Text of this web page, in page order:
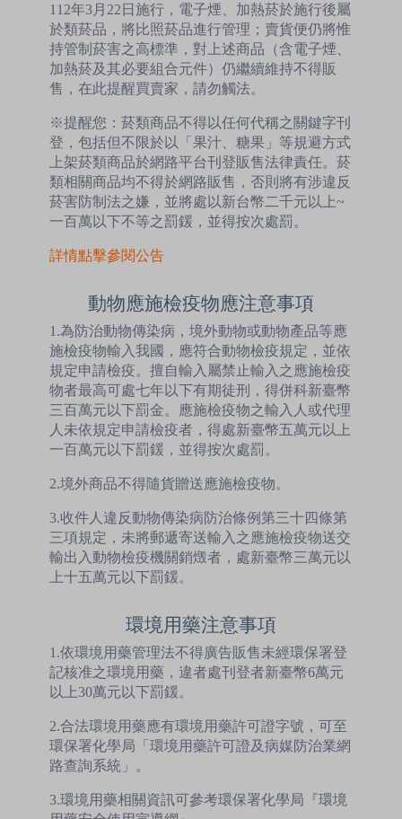
112年3月22日施行，電子煙、加熱菸於施行後屬
於類菸品，將比照菸品進行管理；賣貨便仍將惟
持管制菸害之高標準，對上述商品（含電子煙、
加熱菸及其必要組合元件）仍繼續維持不得販
售，在此提醒買賣家，請勿觸法。
※提醒您：菸類商品不得以任何代稱之關鍵字刊
登，包括但不限於以「果汁、糖果」等規避方式
上架菸類商品於網路平台刊登販售法律責任。菸
類相關商品均不得於網路販售，否則將有涉違反
菸害防制法之嫌，並將處以新台幣二千元以上~
一百萬以下不等之罰鍰，並得按次處罰。
詳情點擊參閱公告
動物應施檢疫物應注意事項
1.為防治動物傳染病，境外動物或動物產品等應
施檢疫物輸入我國，應符合動物檢疫規定，並依
規定申請檢疫。擅自輸入屬禁止輸入之應施檢疫
物者最高可處七年以下有期徒刑，得併科新臺幣
三百萬元以下罰金。應施檢疫物之輸入人或代理
人未依規定申請檢疫者，得處新臺幣五萬元以上
一百萬元以下罰鍰，並得按次處罰。
2.境外商品不得隨貨贈送應施檢疫物。
3.收件人違反動物傳染病防治條例第三十四條第
三項規定，未將郵遞寄送輸入之應施檢疫物送交
輸出入動物檢疫機關銷燬者，處新臺幣三萬元以
上十五萬元以下罰鍰。
環境用藥注意事項
1.依環境用藥管理法不得廣告販售未經環保署登
記核准之環境用藥，違者處刊登者新臺幣6萬元
以上30萬元以下罰鍰。
2.合法環境用藥應有環境用藥許可證字號，可至
環保署化學局「環境用藥許可證及病媒防治業網
路查詢系統」。
3.環境用藥相關資訊可參考環保署化學局『環境